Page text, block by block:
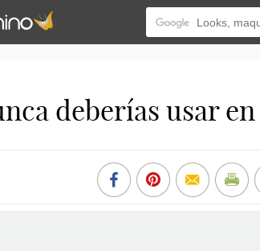
deberías usar